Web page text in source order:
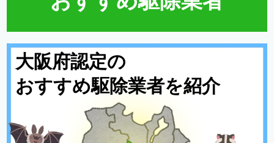
大阪府認定の
おすすめ駆除業者を紹介